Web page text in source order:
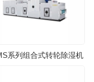
系列组合式转轮除湿机